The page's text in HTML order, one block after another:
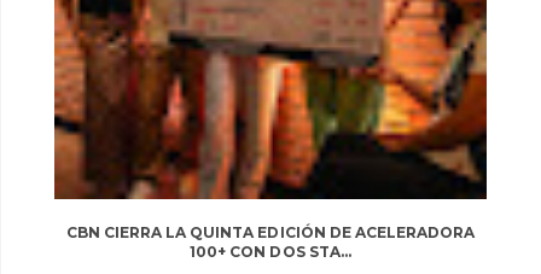
CBN CIERRA LA QUINTA EDICIÓN DE ACELERADORA
100+ CON DOS STA...